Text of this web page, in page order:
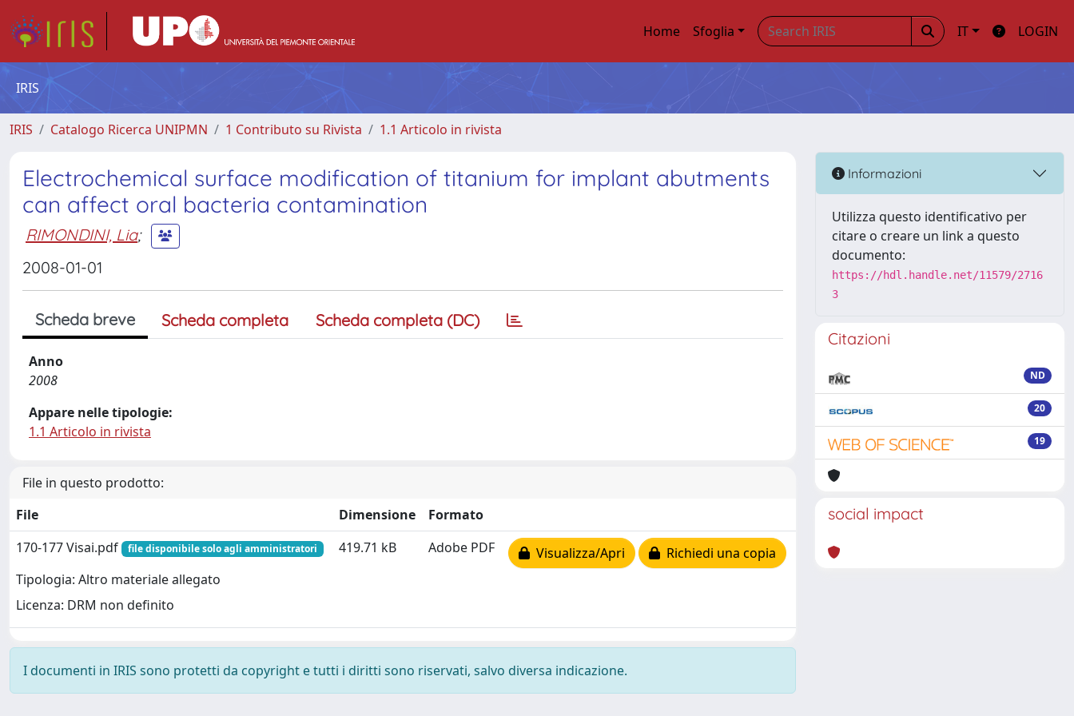
Home Sfoglia IT LOGIN
IRIS
IRIS Catalogo Ricerca UNIPMN 1 Contributo su Rivista 1.1 Articolo in rivista
Electrochemical surface modification of titanium for implant abutments
can affect oral bacteria contamination
RIMONDINI, Lia;
2008-01-01
Scheda breve Scheda completa Scheda completa (DC)
Anno
2008
Appare nelle tipologie:
1.1 Articolo in rivista
File in questo prodotto:
File
Dimensione
Formato
170-177 Visai.pdf
file disponibile solo agli amministratori
Tipologia: Altro materiale allegato
Licenza: DRM non definito
419.71 kB Adobe PDF Visualizza/Apri Richiedi una copia
I documenti in IRIS sono protetti da copyright e tutti i diritti sono riservati, salvo diversa indicazione.
Informazioni
Utilizza questo identificativo per
citare o creare un link a questo
documento:
https://hdl.handle.net/11579/2716
3
Citazioni
ND
20
19
social impact